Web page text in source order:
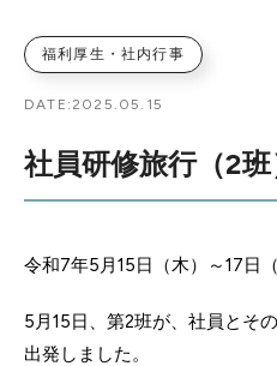
福利厚生・社内行事
DATE: 2025.05.15
社員研修旅行（2班
令和7年5月15日（木）～17日
5月15日、第2班が、社員とそ
出発しました。